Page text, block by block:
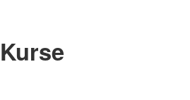
Kurse